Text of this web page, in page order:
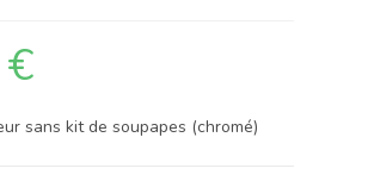
€
sans kit de soupapes (chromé)